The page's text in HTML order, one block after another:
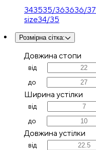
343535/363636/37
size34/35
Розмірна сітка:
Довжина стопи
від
до
Ширина устілки
від
до
Довжина устілки
від